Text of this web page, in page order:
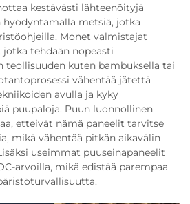
kestävästi lähteenöityjä
hyödyntämällä metsiä, jotka
Monet valmistajat
tehdään nopeasti
teollisuuden kuten bambuksella tai
vähentää jätettä
avulla ja kyky
puupaloja. Puun luonnollinen
etteivät nämä paneelit tarvitse
mikä vähentää pitkän aikavälin
useimmat puuseinapaneelit
arvoilla, mikä edistää parempaa